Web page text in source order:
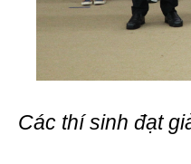
Các thí sinh đạt